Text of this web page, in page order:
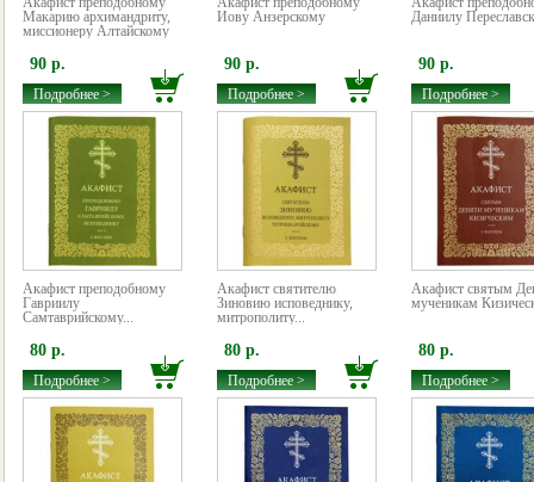
Макарию архимандриту,
миссионеру Алтайскому
90 р.
Подробнее >
Иову Анзерскому
90 р.
Подробнее >
Даниилу
90 р.
Подробнее >
Акафист преподобному
Гавриилу
Самтаврийскому...
80 р.
Подробнее >
Акафист святителю
Зиновию исповеднику,
митрополиту...
80 р.
Подробнее >
Акафист святым
мученикам
80 р.
Подробнее >